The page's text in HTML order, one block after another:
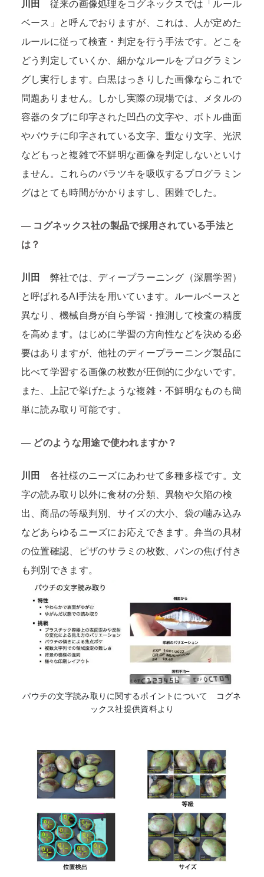
川田
従来の画像処理をコグネックスでは「ルール
ベース」と呼んでおりますが、これは、人が定めた
ルールに従って検査・判定を行う手法です。どこを
どう判定していくか、細かなルールをプログラミン
グし実行します。白黒はっきりした画像ならこれで
問題ありません。しかし実際の現場では、メタルの
容器のタブに印字された凹凸の文字や、ボトル曲面
やパウチに印字されている文字、重なり文字、光沢
などもっと複雑で不鮮明な画像を判定しないといけ
ません。これらのバラツキを吸収するプログラミン
グはとても時間がかかりますし、困難でした。
― コグネックス社の製品で採用されている手法と
は？
川田
弊社では、ディープラーニング（深層学習）
と呼ばれるAI手法を用いています。ルールベースと
異なり、機械自身が自ら学習・推測して検査の精度
を高めます。はじめに学習の方向性などを決める必
要はありますが、他社のディープラーニング製品に
比べて学習する画像の枚数が圧倒的に少ないです。
また、上記で挙げたような複雑・不鮮明なものも簡
単に読み取り可能です。
― どのような用途で使われますか？
川田
各社様のニーズにあわせて多種多様です。文
字の読み取り以外に食材の分類、異物や欠陥の検
出、商品の等級判別、サイズの大小、袋の噛み込み
などあらゆるニーズにお応えできます。弁当の具材
の位置確認、ピザのサラミの枚数、パンの焦げ付き
も判別できます。
パウチの文字読み取りに関するポイントについて コグネ
ックス社提供資料より